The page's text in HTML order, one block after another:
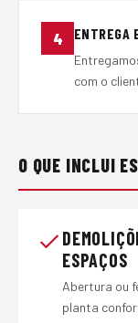
4 ENTREGA
com o
O QUE INCLUI
ESPAÇOS
Abertura ou
planta